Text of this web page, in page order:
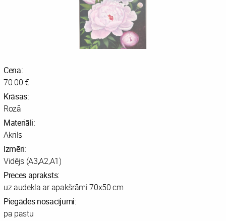
Cena:
70.00 €
Krāsas:
Rozā
Materiāli:
Akrils
Izmēri:
Vidējs (A3,A2,A1)
Preces apraksts:
uz audekla ar apakšrāmi 70x50 cm
Piegādes nosacījumi:
pa pastu